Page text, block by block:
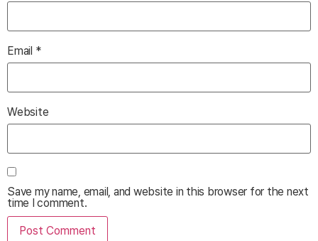
Email *
Website
Save my name, email, and website in this browser for the next
time I comment.